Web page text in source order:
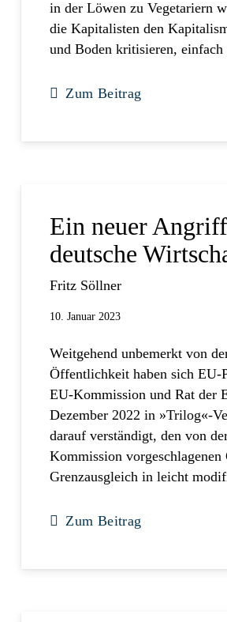
in der Löwen zu Vegetariern
die Kapitalisten den
und Boden kritisieren,
Zum Beitrag
Ein neuer
deutsche
Fritz Söllner
10. Januar 2023
Weitgehend unbemerkt von
Öffentlichkeit haben sich EU-
EU-Kommission und Rat der
Dezember 2022 in »Trilog«-
darauf verständigt, den von
Kommission vorgeschlagenen
Grenzausgleich in leicht
Zum Beitrag